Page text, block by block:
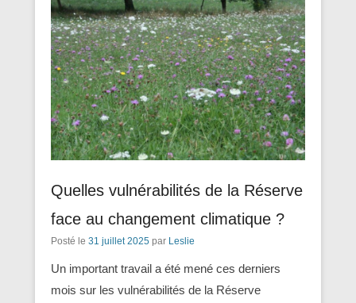
Quelles vulnérabilités de la Réserve
face au changement climatique ?
Posté le 31 juillet 2025 par Leslie
Un important travail a été mené ces derniers
mois sur les vulnérabilités de la Réserve